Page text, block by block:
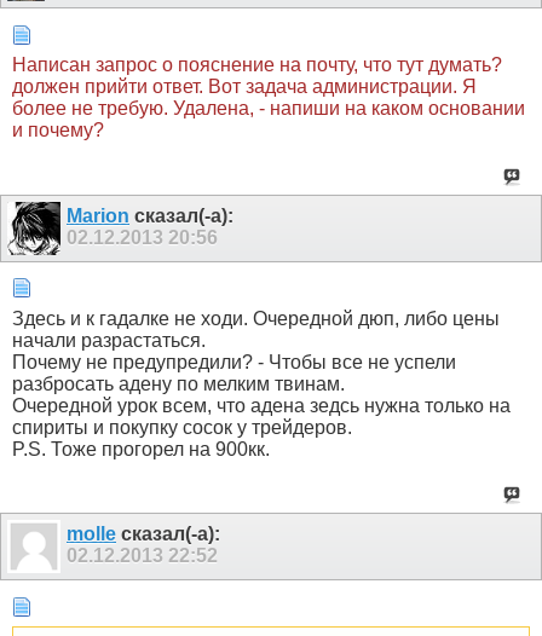
Написан запрос о пояснение на почту, что тут думать?
должен прийти ответ. Вот задача администрации. Я
более не требую. Удалена, - напиши на каком основании
и почему?
Marion сказал(-а):
02.12.2013 20:56
Здесь и к гадалке не ходи. Очередной дюп, либо цены
начали разрастаться.
Почему не предупредили? - Чтобы все не успели
разбросать адену по мелким твинам.
Очередной урок всем, что адена зедсь нужна только на
спириты и покупку сосок у трейдеров.
P.S. Тоже прогорел на 900кк.
molle сказал(-а):
02.12.2013 22:52